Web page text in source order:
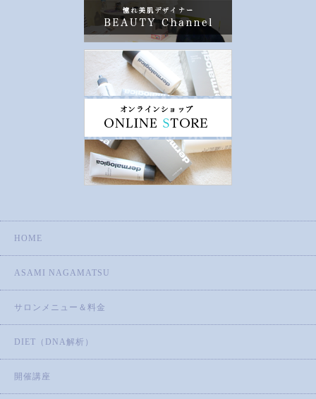
HOME
ASAMI NAGAMATSU
サロンメニュー＆料金
DIET（DNA解析）
開催講座